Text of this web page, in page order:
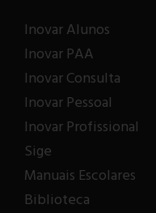
Inovar Alunos
Inovar PAA
Inovar Consulta
Inovar Pessoal
Inovar Profissional
Sige
Manuais Escolares
Biblioteca